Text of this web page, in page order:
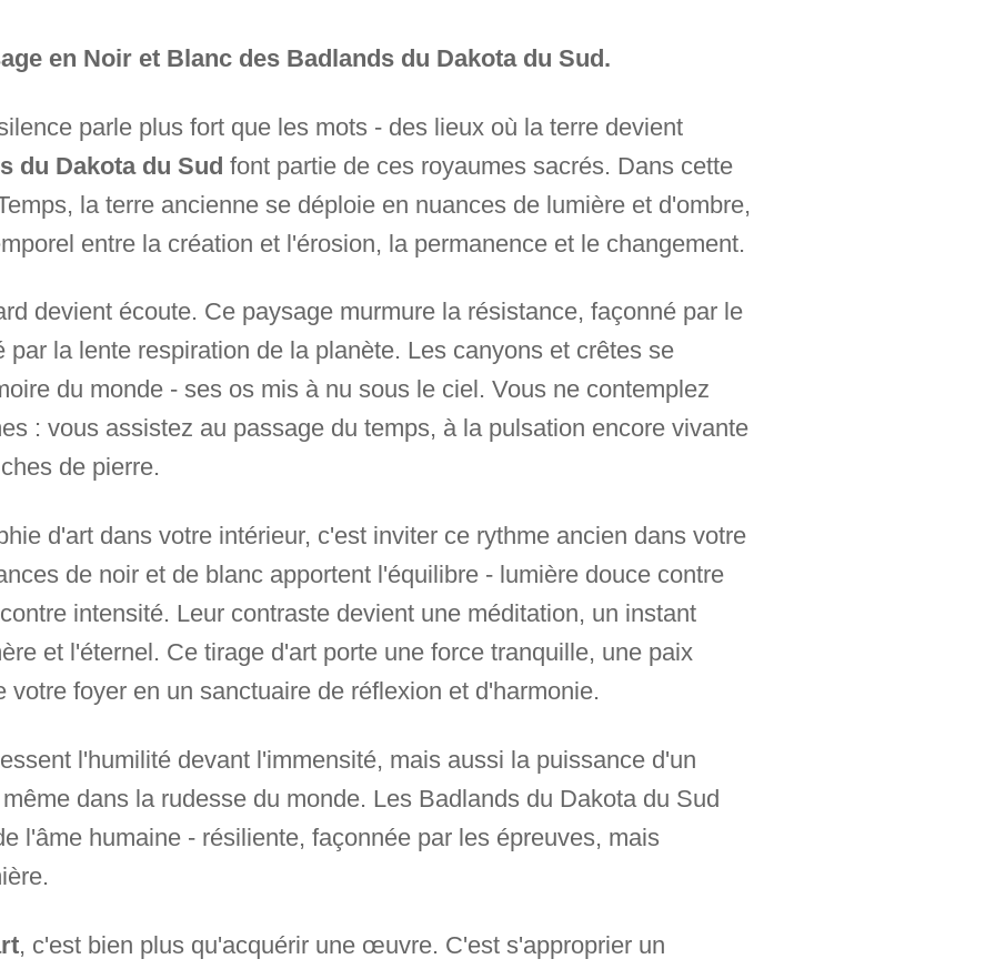
en Noir et Blanc des Badlands du Dakota du Sud.
parle plus fort que les mots - des lieux où la terre devient
du Dakota du Sud font partie de ces royaumes sacrés. Dans cette
la terre ancienne se déploie en nuances de lumière et d'ombre,
entre la création et l'érosion, la permanence et le changement.
devient écoute. Ce paysage murmure la résistance, façonné par le
par la lente respiration de la planète. Les canyons et crêtes se
du monde - ses os mis à nu sous le ciel. Vous ne contemplez
: vous assistez au passage du temps, à la pulsation encore vivante
de pierre.
d'art dans votre intérieur, c'est inviter ce rythme ancien dans votre
de noir et de blanc apportent l'équilibre - lumière douce contre
intensité. Leur contraste devient une méditation, un instant
et l'éternel. Ce tirage d'art porte une force tranquille, une paix
votre foyer en un sanctuaire de réflexion et d'harmonie.
l'humilité devant l'immensité, mais aussi la puissance d'un
dans la rudesse du monde. Les Badlands du Dakota du Sud
l'âme humaine - résiliente, façonnée par les épreuves, mais
, c'est bien plus qu'acquérir une œuvre. C'est s'approprier un